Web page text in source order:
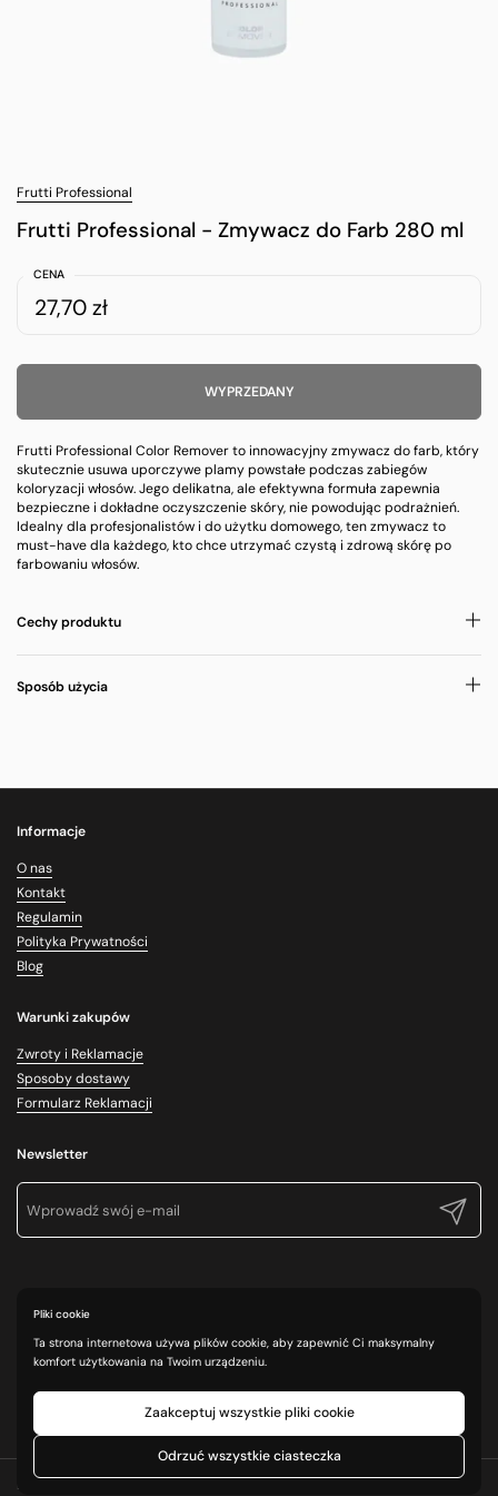
Frutti Professional
Frutti Professional - Zmywacz do Farb 280 ml
CENA
27,70 zł
WYPRZEDANY
Frutti Professional Color Remover to innowacyjny zmywacz do farb, który
skutecznie usuwa uporczywe plamy powstałe podczas zabiegów
koloryzacji włosów. Jego delikatna, ale efektywna formuła zapewnia
bezpieczne i dokładne oczyszczenie skóry, nie powodując podrażnień.
Idealny dla profesjonalistów i do użytku domowego, ten zmywacz to
must-have dla każdego, kto chce utrzymać czystą i zdrową skórę po
farbowaniu włosów.
Cechy produktu
Sposób użycia
Informacje
O nas
Kontakt
Regulamin
Polityka Prywatności
Blog
Warunki zakupów
Zwroty i Reklamacje
Sposoby dostawy
Formularz Reklamacji
Newsletter
Prześlij
Prawa autorskie © 2026
Pliki cookie
Ta strona internetowa używa plików cookie, aby zapewnić Ci maksymalny
komfort użytkowania na Twoim urządzeniu.
Zaakceptuj wszystkie pliki cookie
Odrzuć wszystkie ciasteczka